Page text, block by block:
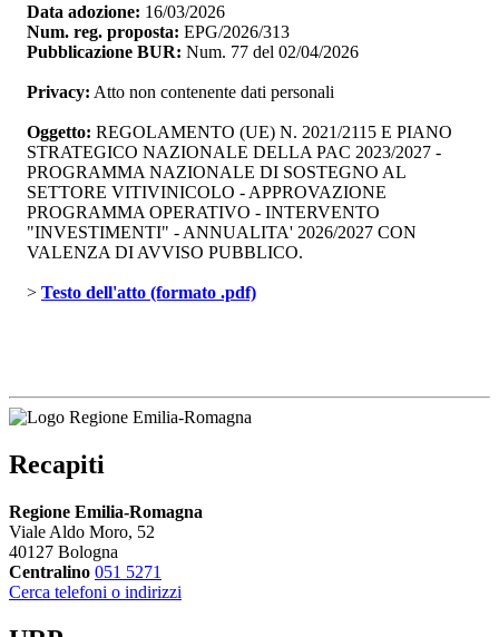
Data adozione: 16/03/2026
Num. reg. proposta: EPG/2026/313
Pubblicazione BUR: Num. 77 del 02/04/2026
Privacy: Atto non contenente dati personali
Oggetto: REGOLAMENTO (UE) N. 2021/2115 E PIANO
STRATEGICO NAZIONALE DELLA PAC 2023/2027 -
PROGRAMMA NAZIONALE DI SOSTEGNO AL
SETTORE VITIVINICOLO - APPROVAZIONE
PROGRAMMA OPERATIVO - INTERVENTO
"INVESTIMENTI" - ANNUALITA' 2026/2027 CON
VALENZA DI AVVISO PUBBLICO.
> Testo dell'atto (formato .pdf)
Recapiti
Regione Emilia-Romagna
Viale Aldo Moro, 52
40127 Bologna
Centralino 051 5271
Cerca telefoni o indirizzi